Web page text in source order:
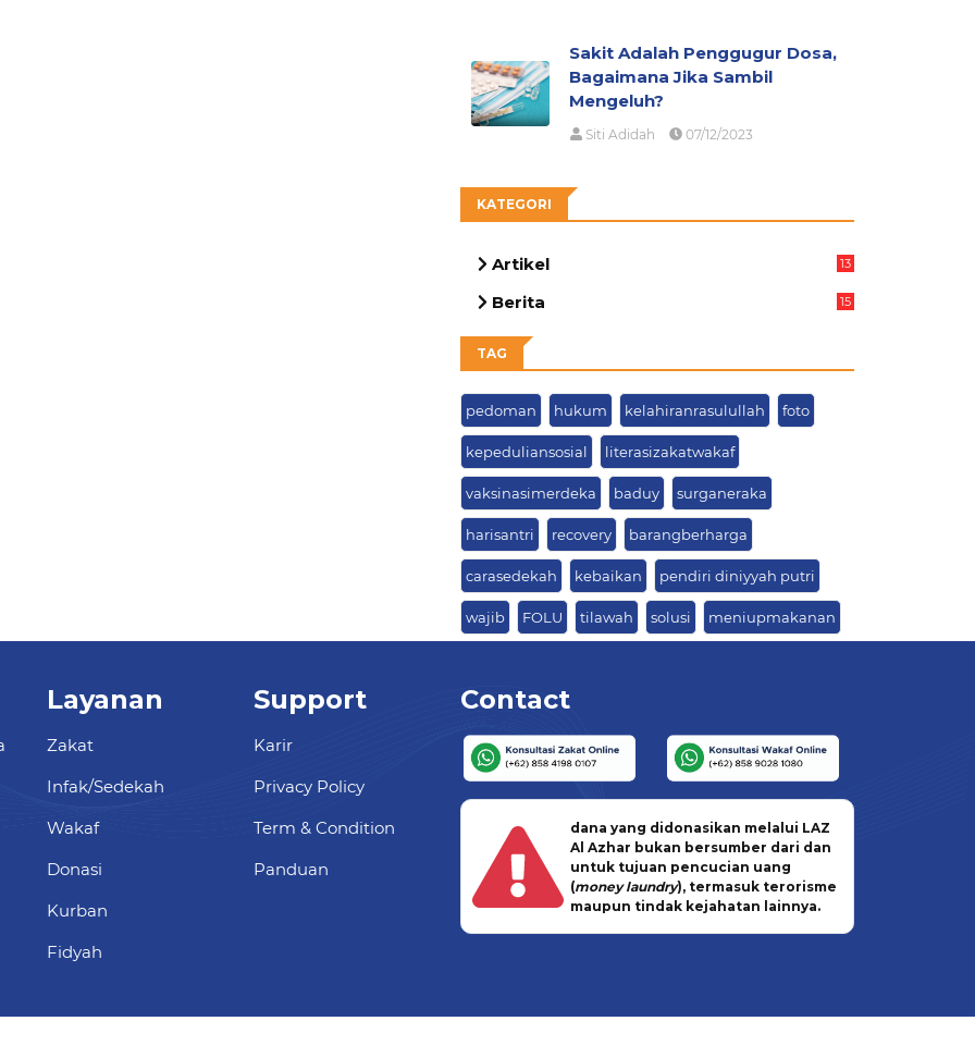
Sakit Adalah Penggugur Dosa,
Bagaimana Jika Sambil
Mengeluh?
Siti Adidah 07/12/2023
KATEGORI
Artikel
13
Berita
15
TAG
pedoman hukum kelahiranrasulullah foto
kepeduliansosial literasizakatwakaf
vaksinasimerdeka baduy surganeraka
harisantri recovery barangberharga
carasedekah kebaikan pendiri diniyyah putri
wajib FOLU tilawah solusi meniupmakanan
Layanan
Zakat
Infak/Sedekah
Wakaf
Donasi
Kurban
Fidyah
Support
Karir
Privacy Policy
Term & Condition
Panduan
Contact
dana yang didonasikan melalui LAZ
Al Azhar bukan bersumber dari dan
untuk tujuan pencucian uang
(money laundry), termasuk terorisme
maupun tindak kejahatan lainnya.